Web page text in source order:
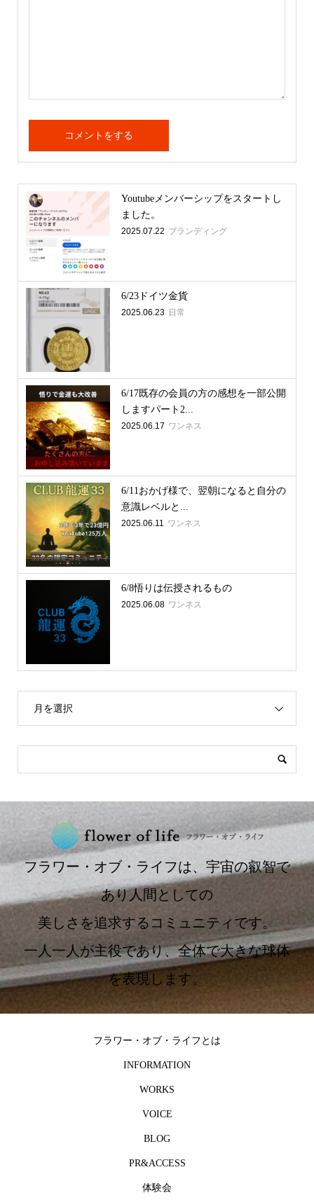
Youtubeメンバーシップをスタートし
ました。
2025.07.22 ブランディング
6/23ドイツ金貨
2025.06.23 日常
6/17既存の会員の方の感想を一部公開
しますパート2...
2025.06.17 ワンネス
6/11おかげ様で、翌朝になると自分の
意識レベルと...
2025.06.11 ワンネス
6/8悟りは伝授されるもの
2025.06.08 ワンネス
月を選択
フラワー・オブ・ライフは、宇宙の叡智で
あり人間としての
美しさを追求するコミュニティです。
一人一人が主役であり、全体で大きな球体
を表現します。
フラワー・オブ・ライフとは
INFORMATION
WORKS
VOICE
BLOG
PR&ACCESS
体験会